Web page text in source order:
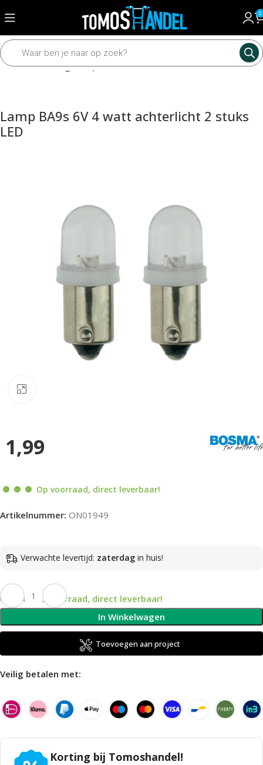
0
Home Verlichting Lampen
Lamp BA9s 6V 4 watt achterlicht 2 stuks
LED
1,99
Op voorraad, direct leverbaar!
Artikelnummer: ON01949
Verwachte levertijd: zaterdag in huis!
Op voorraad, direct leverbaar!
In Winkelwagen
Toevoegen aan project
Veilig betalen met:
Korting bij Tomoshandel!